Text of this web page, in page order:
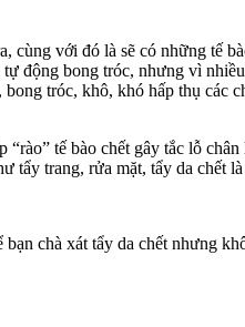
với đó là sẽ có những tế
động bong tróc, nhưng vì
tróc, khô, khó hấp thụ các
tế bào chết gây tắc lỗ
tẩy trang, rửa mặt, tẩy da chết
chà xát tẩy da chết nhưng